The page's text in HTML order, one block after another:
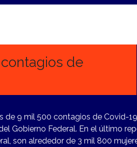
de
de 9 mil 500 contagios de Covid-19
Gobierno Federal. En el último
son alrededor de 3 mil 800